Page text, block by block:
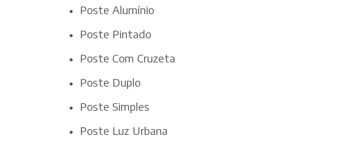
Poste Alumínio
Poste Pintado
Poste Com Cruzeta
Poste Duplo
Poste Simples
Poste Luz Urbana